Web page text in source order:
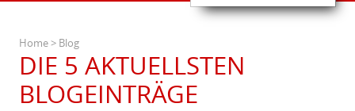
+
Home> Blog
DIE 5 AKTUELLSTEN
BLOGEINTRÄGE